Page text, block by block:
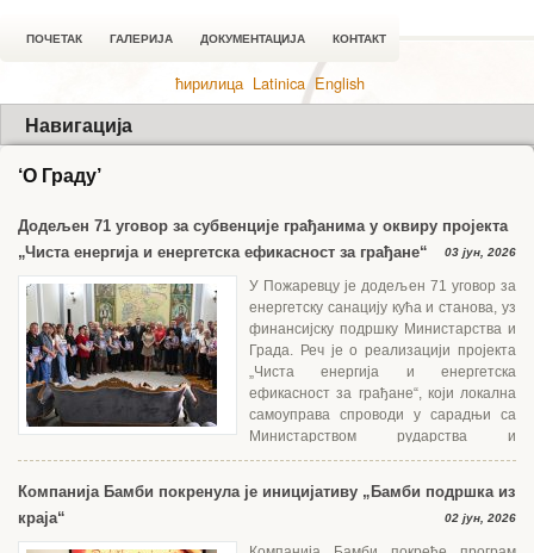
ПОЧЕТАК ГАЛЕРИЈА ДОКУМЕНТАЦИЈА КОНТАКТ
ћирилица Latinica English
Навигација
‘О Граду’
Додељен 71 уговор за субвенције грађанима у оквиру пројекта
„Чиста енергија и енергетска ефикасност за грађане“
03 јун, 2026
У Пожаревцу је додељен 71 уговор за
енергетску санацију кућа и станова, уз
финансијску подршку Министарства и
Града. Реч је о реализацији пројекта
„Чиста енергија и енергетска
ефикасност за грађане“, који локална
самоуправа спроводи у сарадњи са
Министарством рударства и
енергетике и Светском банком. ...
Компанија Бамби покренула је иницијативу „Бамби подршка из
краја“
02 јун, 2026